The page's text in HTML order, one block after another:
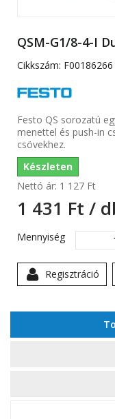
QSM-G1/8-4-I
Cikkszám: F00186266
Festo QS sorozatú
menettel és push-in
csövekhez.
Készleten
Nettó ár: 1 127 Ft‎
1 431 Ft‎ /
Mennyiség
Regisztráció